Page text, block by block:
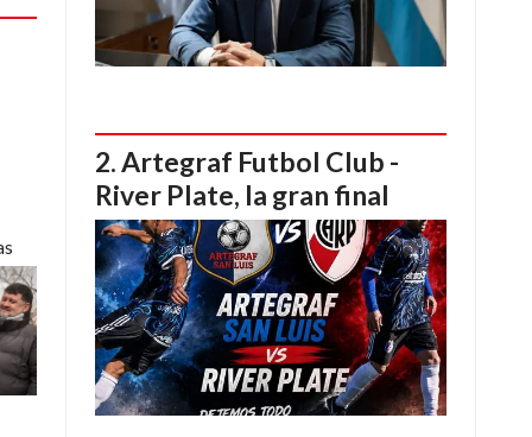
Artegraf Futbol Club -
River Plate, la gran final